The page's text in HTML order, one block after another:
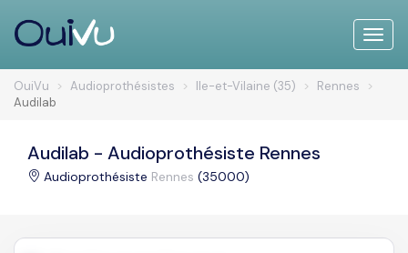
Toggle
OuiVu Audioprothésistes Ile-et-Vilaine (35)
Rennes
Audilab
Audilab - Audioprothésiste Rennes
Audioprothésiste Rennes (35000)